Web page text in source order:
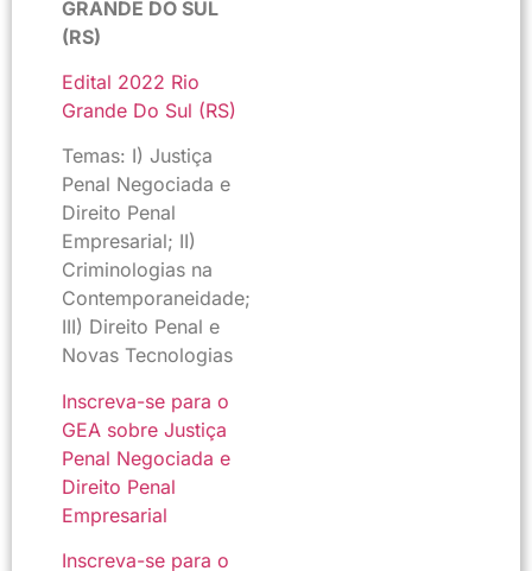
GRANDE DO SUL
(RS)
Edital 2022 Rio
Grande Do Sul (RS)
Temas: I) Justiça
Penal Negociada e
Direito Penal
Empresarial; II)
Criminologias na
Contemporaneidade;
III) Direito Penal e
Novas Tecnologias
Inscreva-se para o
GEA sobre Justiça
Penal Negociada e
Direito Penal
Empresarial
Inscreva-se para o